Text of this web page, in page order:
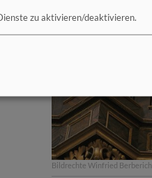
Bildrechte Winfried Berberich
zu aktivieren/deaktivieren.